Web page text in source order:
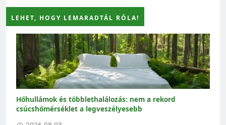
LEHET, HOGY LEMARADTÁL RÓLA!
Hőhullámok és többlethalálozás: nem a rekord
csúcshőmérséklet a legveszélyesebb